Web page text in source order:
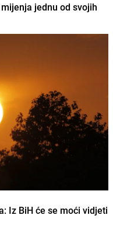
jednu od svojih
Iz BiH će se moći vidjeti